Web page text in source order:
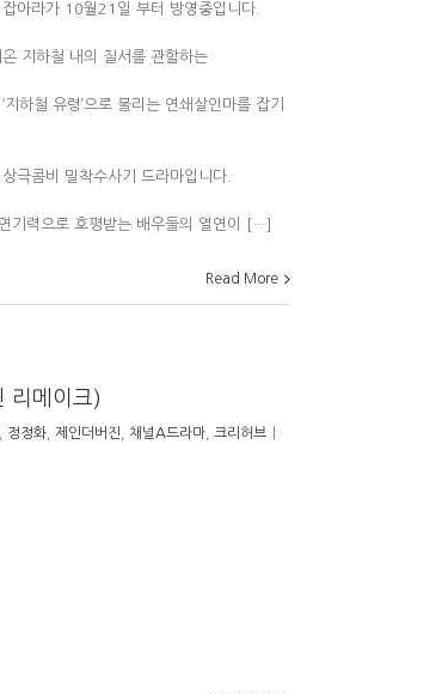
아라가 10월21일 부터 방영중입니다.
지하철 내의 질서를 관할하는
지하철 유령’으로 불리는 연쇄살인마를 잡기
극콤비 밀착수사기 드라마입니다.
기력으로 호평받는 배우들의 열연이 […]
Read More
리메이크)
정정화 제인더버진 채널A드라마 크리허브